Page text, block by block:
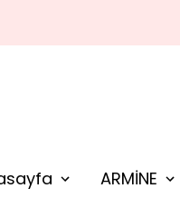
ARMİNE